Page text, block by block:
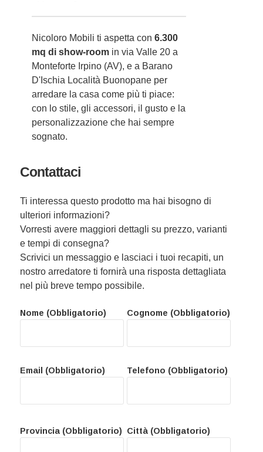
Nicoloro Mobili ti aspetta con 6.300
mq di show-room in via Valle 20 a
Monteforte Irpino (AV), e a Barano
D'Ischia Località Buonopane per
arredare la casa come più ti piace:
con lo stile, gli accessori, il gusto e la
personalizzazione che hai sempre
sognato.
Contattaci
Ti interessa questo prodotto ma hai bisogno di
ulteriori informazioni?
Vorresti avere maggiori dettagli su prezzo, varianti
e tempi di consegna?
Scrivici un messaggio e lasciaci i tuoi recapiti, un
nostro arredatore ti fornirà una risposta dettagliata
nel più breve tempo possibile.
Nome (Obbligatorio) Cognome (Obbligatorio)
Email (Obbligatorio) Telefono (Obbligatorio)
Provincia (Obbligatorio) Città (Obbligatorio)